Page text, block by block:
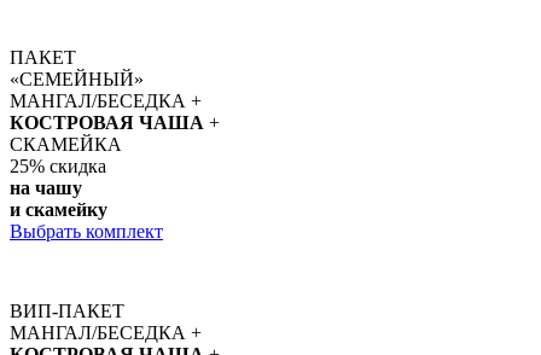
ПАКЕТ
«СЕМЕЙНЫЙ»
МАНГАЛ/БЕСЕДКА +
КОСТРОВАЯ ЧАША +
СКАМЕЙКА
25% скидка
на чашу
и скамейку
Выбрать комплект
ВИП-ПАКЕТ
МАНГАЛ/БЕСЕДКА +